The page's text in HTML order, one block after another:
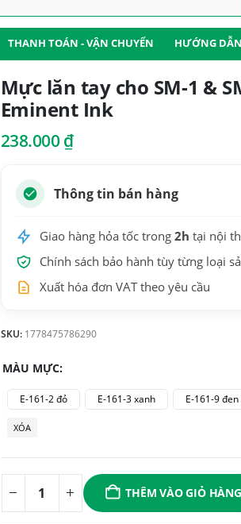
THANH TOÁN - VẬN CHUYỂN HƯỚNG
Mực lăn tay cho SM-1 &
Eminent Ink
238.000 ₫
Thông tin bán hàng
Giao hàng hỏa tốc trong 2h tại nội
Chính sách bảo hành tùy từng loại
Xuất hóa đơn VAT theo yêu cầu
SKU: 1778475786290
MÀU MỰC
E-161-2 đỏ E-161-3 xanh E-161-9 đen
XÓA
THÊM VÀO GIỎ HÀNG